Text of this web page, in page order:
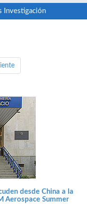
Investigación
desde China a la
Aerospace Summer